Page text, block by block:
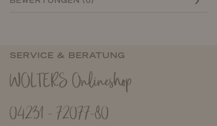
SERVICE & BERATUNG
WOLTERS Onlineshop
04231 - 72077-80